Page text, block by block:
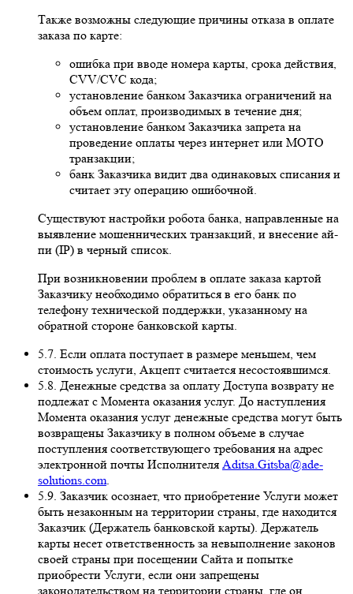
Также возможны следующие причины отказа в оплате
заказа по карте:
ошибка при вводе номера карты, срока действия,
CVV/CVC кода;
установление банком Заказчика ограничений на
объем оплат, производимых в течение дня;
установление банком Заказчика запрета на
проведение оплаты через интернет или MOTO
транзакции;
банк Заказчика видит два одинаковых списания и
считает эту операцию ошибочной.
Существуют настройки робота банка, направленные на
выявление мошеннических транзакций, и внесение ай-
пи (IP) в черный список.
При возникновении проблем в оплате заказа картой
Заказчику необходимо обратиться в его банк по
телефону технической поддержки, указанному на
обратной стороне банковской карты.
5.7. Если оплата поступает в размере меньшем, чем
стоимость услуги, Акцепт считается несостоявшимся.
5.8. Денежные средства за оплату Доступа возврату не
подлежат с Момента оказания услуг. До наступления
Момента оказания услуг денежные средства могут быть
возвращены Заказчику в полном объеме в случае
поступления соответствующего требования на адрес
электронной почты Исполнителя Aditsa.Gitsba@ade-
solutions.com.
5.9. Заказчик осознает, что приобретение Услуги может
быть незаконным на территории страны, где находится
Заказчик (Держатель банковской карты). Держатель
карты несет ответственность за невыполнение законов
своей страны при посещении Сайта и попытке
приобрести Услуги, если они запрещены
законодательством на территории страны, где он